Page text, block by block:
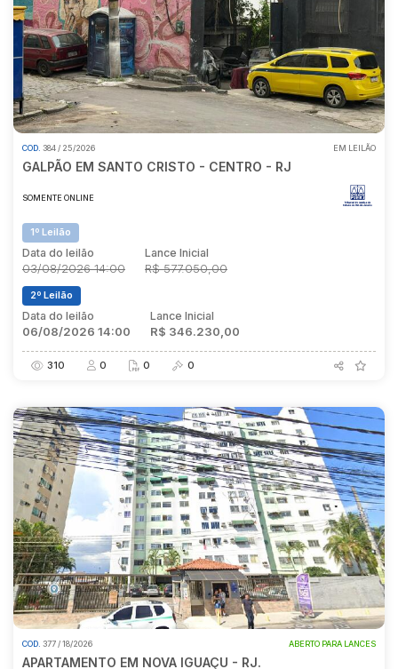
COD. 384 / 25/2026 EM LEILÃO
GALPÃO EM SANTO CRISTO - CENTRO - RJ
SOMENTE ONLINE
1º Leilão
Data do leilão
03/08/2026 14:00
Lance Inicial
R$ 577.050,00
2º Leilão
Data do leilão
06/08/2026 14:00
Lance Inicial
R$ 346.230,00
310 0 0 0
COD. 377 / 18/2026 ABERTO PARA LANCES
APARTAMENTO EM NOVA IGUAÇU - RJ.